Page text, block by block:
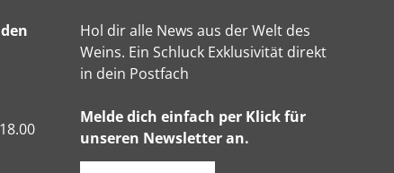
Hol dir alle News aus der Welt des
Weins. Ein Schluck Exklusivität direkt
in dein Postfach
Melde dich einfach per Klick für
unseren Newsletter an.